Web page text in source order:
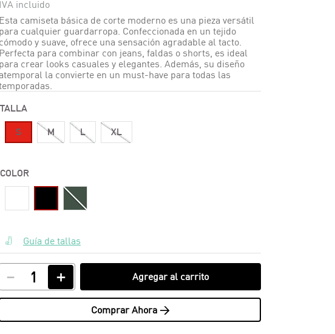
Esta camiseta básica de corte moderno es una pieza versátil
para cualquier guardarropa. Confeccionada en un tejido
cómodo y suave, ofrece una sensación agradable al tacto.
Perfecta para combinar con jeans, faldas o shorts, es ideal
para crear looks casuales y elegantes. Además, su diseño
atemporal la convierte en un must-have para todas las
TALLA
S M L XL
COLOR
Guía de tallas
＋
－ Agregar al carrito
Comprar Ahora >